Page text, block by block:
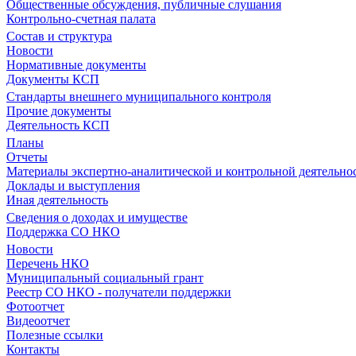
Общественные обсуждения, публичные слушания
Контрольно-счетная палата
Состав и структура
Новости
Нормативные документы
Документы КСП
Стандарты внешнего муниципального контроля
Прочие документы
Деятельность КСП
Планы
Отчеты
Материалы экспертно-аналитической и контрольной
Доклады и выступления
Иная деятельность
Сведения о доходах и имуществе
Поддержка СО НКО
Новости
Перечень НКО
Муниципальный социальный грант
Реестр СО НКО - получатели поддержки
Фотоотчет
Видеоотчет
Полезные ссылки
Контакты